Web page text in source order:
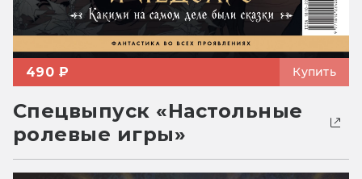
490 ₽ Купить
Спецвыпуск «Настольные
ролевые игры»